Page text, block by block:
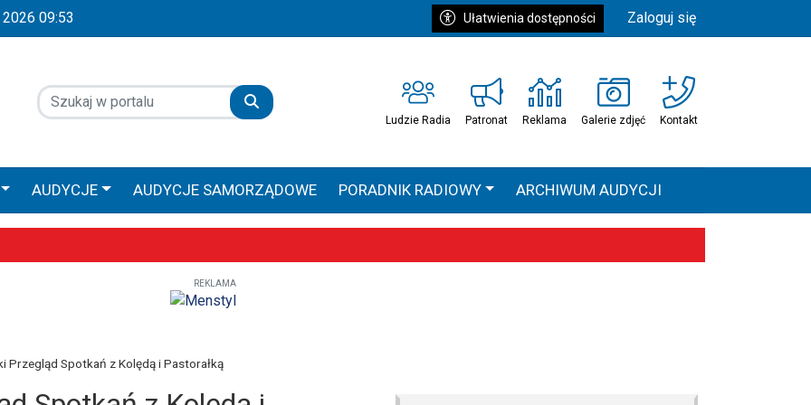
2026 09:53 Ułatwienia dostępności Zaloguj się
Ludzie Radia Patronat Reklama Galerie zdjęć Kontakt
AUDYCJE AUDYCJE SAMORZĄDOWE PORADNIK RADIOWY ARCHIWUM AUDYCJI
GŁOS AUDYCJE SPONSOROWANE PRACA ZAMOŚĆ HEAVEN TOUR
uroczystości już 9–10 maja
Diecezji Zamojsko-Lubaczowskiej
ale większe zaangażowanie religijne – poznaliśmy diecezjalne statystyki
REKLAMA
Przegląd Spotkań z Kolędą i Pastorałką